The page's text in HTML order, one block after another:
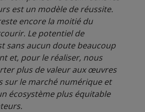
est un modèle de réussite.
encore la moitié du
Le potentiel de
sans aucun doute beaucoup
et, pour le réaliser, nous
plus de valeur aux œuvres
sur le marché numérique et
écosystème plus équitable